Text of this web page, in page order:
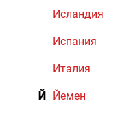
Исландия
Испания
Италия
Й Йемен